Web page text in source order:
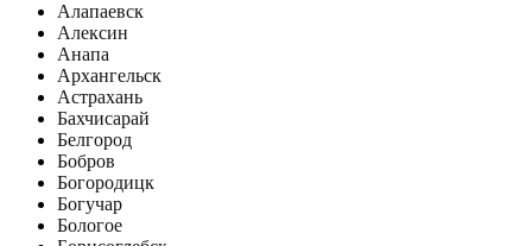
Алапаевск
Алексин
Анапа
Архангельск
Астрахань
Бахчисарай
Белгород
Бобров
Богородицк
Богучар
Бологое